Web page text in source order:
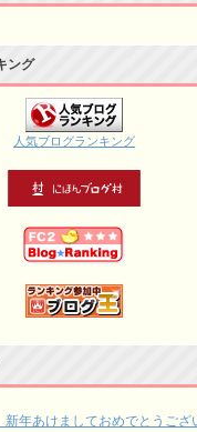
ング
人気ブログランキング
年あけましておめでとうござ